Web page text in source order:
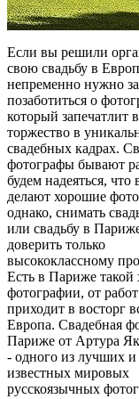
Если вы решили
свою свадьбу в
непременно нужно
позаботиться о
который запечатлит
торжество в
свадебных кадрах.
фотографы бывают
будем надеяться, что
делают хорошие
однако, снимать
или свадьбу в
доверить только
высококлассному
Есть в Париже такой
фотографии, от
приходит в восторг
Европа. Свадебная
Париже от Артура
- одного из лучших
известных мировых
русскоязычных